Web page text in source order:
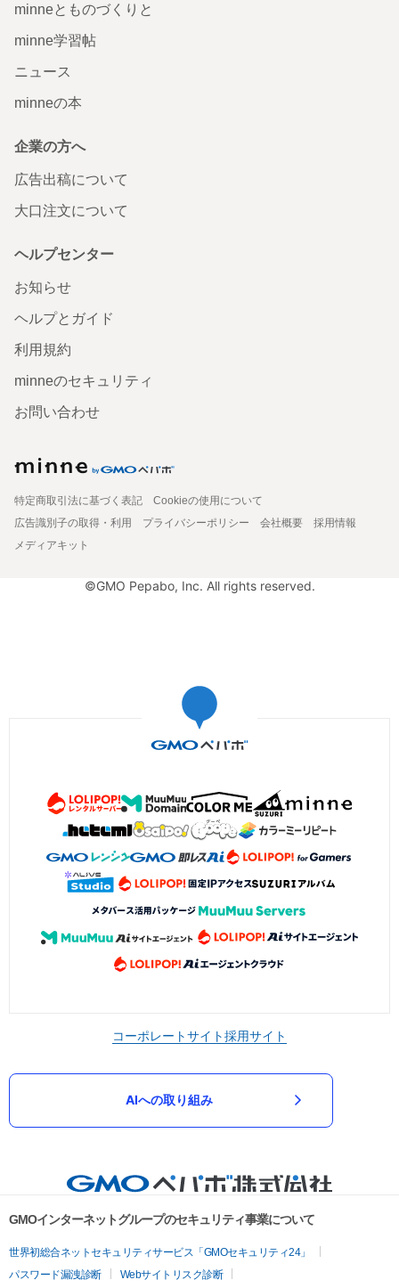
minneとものづくりと
minne学習帖
ニュース
minneの本
企業の方へ
広告出稿について
大口注文について
ヘルプセンター
お知らせ
ヘルプとガイド
利用規約
minneのセキュリティ
お問い合わせ
特定商取引法に基づく表記
Cookieの使用について
広告識別子の取得・利用
プライバシーポリシー 会社概要
採用情報
メディアキット
©GMO Pepabo, Inc. All rights reserved.
コーポレートサイト採用サイト
AIへの取り組み
GMOインターネットグループのセキュリティ事業について
世界初総合ネットセキュリティサービス「GMOセキュリティ24」
パスワード漏洩診断
Webサイトリスク診断